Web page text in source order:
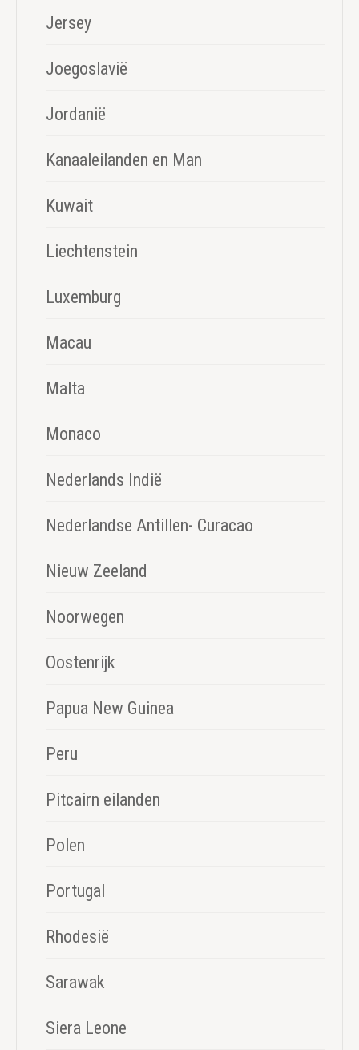
Jersey
Joegoslavië
Jordanië
Kanaaleilanden en Man
Kuwait
Liechtenstein
Luxemburg
Macau
Malta
Monaco
Nederlands Indië
Nederlandse Antillen- Curacao
Nieuw Zeeland
Noorwegen
Oostenrijk
Papua New Guinea
Peru
Pitcairn eilanden
Polen
Portugal
Rhodesië
Sarawak
Siera Leone